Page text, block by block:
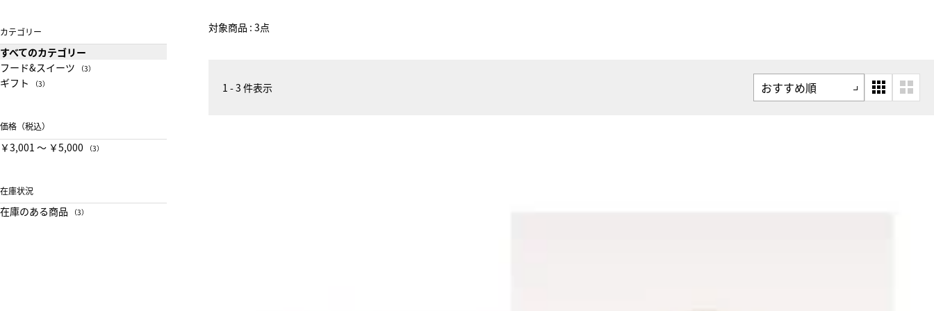
対象商品 : 3点
カテゴリー
すべてのカテゴリー
フード&スイーツ
（3）
ギフト （3）
価格（税込）
￥3,001 〜 ￥5,000 （3）
在庫状況
在庫のある商品 （3）
1 - 3 件表示